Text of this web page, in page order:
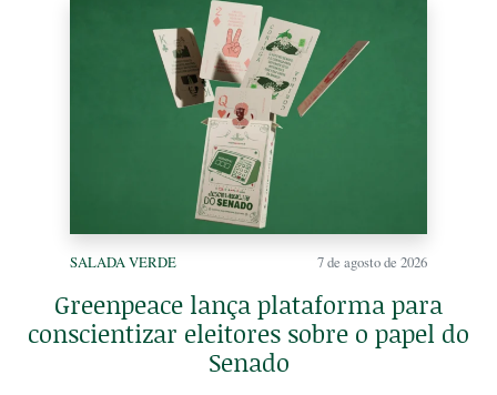
SALADA VERDE 7 de agosto de 2026
Greenpeace lança plataforma para
conscientizar eleitores sobre o papel do
Senado